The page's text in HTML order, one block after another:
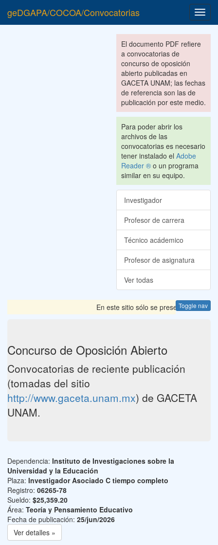
geDGAPA/COCOA/Convocatorias
El documento PDF refiere
a convocatorias de
concurso de oposición
abierto publicadas en
GACETA UNAM; las fechas
de referencia son las de
publicación por este medio.
Para poder abrir los
archivos de las
convocatorias es necesario
tener instalado el Adobe
Reader ® o un programa
similar en su equipo.
Investigador
Profesor de carrera
Técnico acádemico
Profesor de asignatura
Ver todas
Toggle nav
En este sitio sólo se presentan las
Concurso de Oposición Abierto
Convocatorias de reciente publicación
(tomadas del sitio
http://www.gaceta.unam.mx) de GACETA
UNAM.
Dependencia: Instituto de Investigaciones sobre la
Universidad y la Educación
Plaza: Investigador Asociado C tiempo completo
Registro: 06265-78
Sueldo: $25,359.20
Área: Teoría y Pensamiento Educativo
Fecha de publicación: 25/jun/2026
Ver detalles »